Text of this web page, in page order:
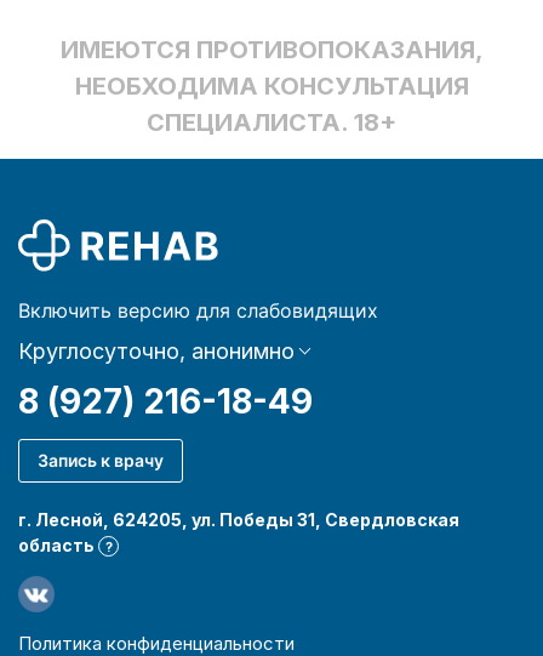
ИМЕЮТСЯ ПРОТИВОПОКАЗАНИЯ,
НЕОБХОДИМА КОНСУЛЬТАЦИЯ
СПЕЦИАЛИСТА. 18+
Включить версию для слабовидящих
Круглосуточно, анонимно
8 (927) 216-18-49
Запись к врачу
г. Лесной, 624205, ул. Победы 31, Свердловская
область
?
Политика конфиденциальности